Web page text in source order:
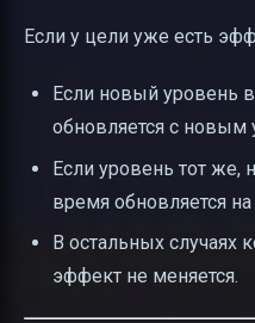
Если у цели уже есть
Если новый уровень
обновляется с
Если уровень тот
время обновляется
В остальных случаях
эффект не меняется.